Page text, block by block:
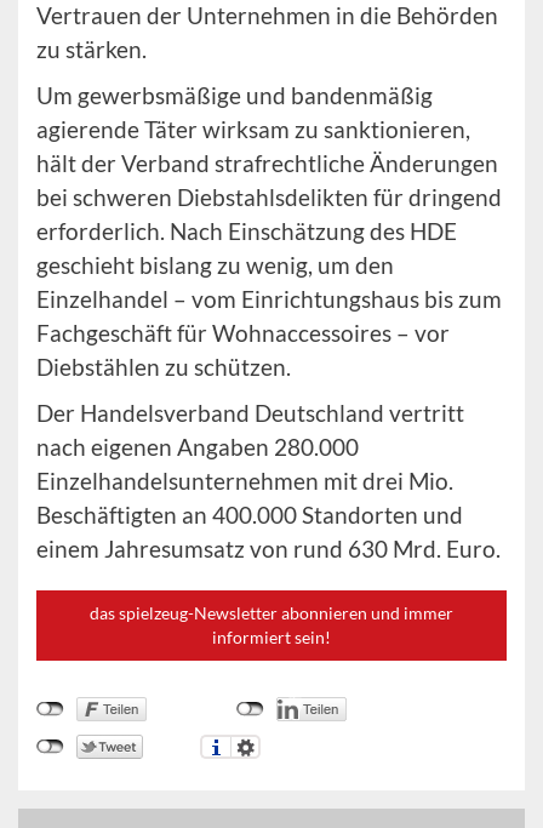
Vertrauen der Unternehmen in die Behörden
zu stärken.
Um gewerbsmäßige und bandenmäßig
agierende Täter wirksam zu sanktionieren,
hält der Verband strafrechtliche Änderungen
bei schweren Diebstahlsdelikten für dringend
erforderlich. Nach Einschätzung des HDE
geschieht bislang zu wenig, um den
Einzelhandel – vom Einrichtungshaus bis zum
Fachgeschäft für Wohnaccessoires – vor
Diebstählen zu schützen.
Der Handelsverband Deutschland vertritt
nach eigenen Angaben 280.000
Einzelhandelsunternehmen mit drei Mio.
Beschäftigten an 400.000 Standorten und
einem Jahresumsatz von rund 630 Mrd. Euro.
das spielzeug-Newsletter abonnieren und immer
informiert sein!